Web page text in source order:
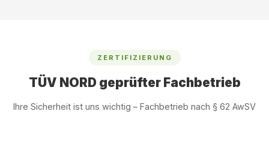
ZERTIFIZIERUNG
TÜV NORD geprüfter Fachbetrieb
Ihre Sicherheit ist uns wichtig – Fachbetrieb nach § 62 AwSV